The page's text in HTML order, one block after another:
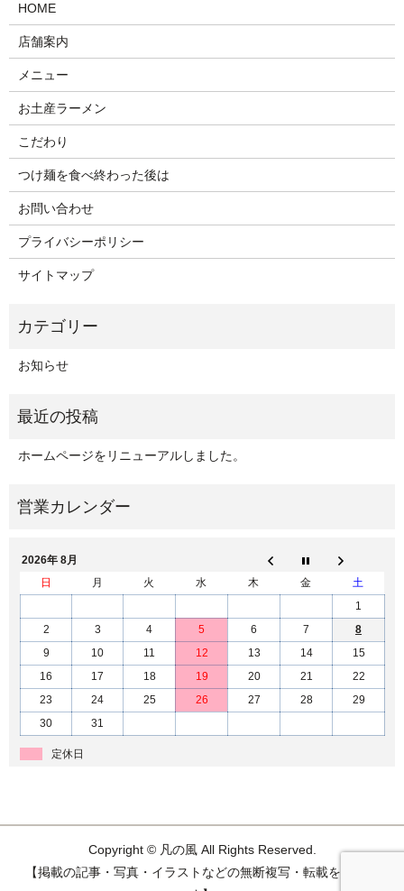
HOME
店舗案内
メニュー
お土産ラーメン
こだわり
つけ麺を食べ終わった後は
お問い合わせ
プライバシーポリシー
サイトマップ
お知らせ
ホームページをリニューアルしました。
2026年 8月
日
月 火 水 木 金
土
1
2
3 4 5 6 7
8
9
10 11 12 13 14
15
16
17 18 19 20 21
22
23
24 25 26 27 28
29
30
31
定休日
Copyright © 凡の風 All Rights Reserved.
【掲載の記事・写真・イラストなどの無断複写・転載を禁じま